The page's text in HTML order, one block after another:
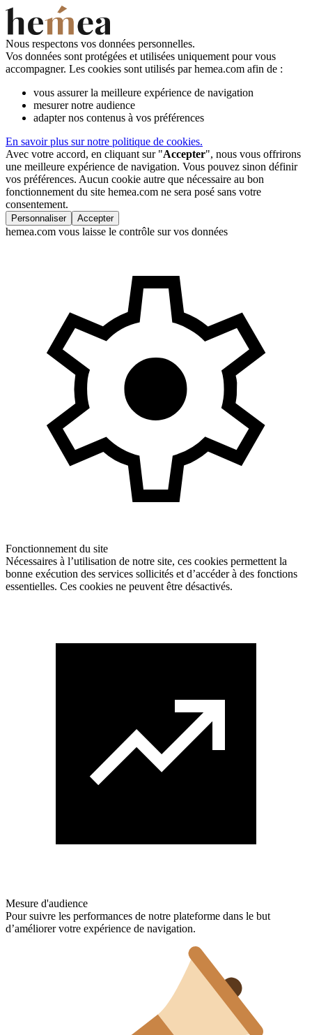
Nous respectons vos données personnelles.
Vos données sont protégées et utilisées uniquement pour vous
accompagner. Les cookies sont utilisés par hemea.com afin de :
vous assurer la meilleure expérience de navigation
mesurer notre audience
adapter nos contenus à vos préférences
En savoir plus sur notre politique de cookies.
Avec votre accord, en cliquant sur "Accepter", nous vous offrirons
une meilleure expérience de navigation. Vous pouvez sinon définir
vos préférences. Aucun cookie autre que nécessaire au bon
fonctionnement du site hemea.com ne sera posé sans votre
consentement.
Personnaliser Accepter
hemea.com vous laisse le contrôle sur vos données
Fonctionnement du site
Nécessaires à l’utilisation de notre site, ces cookies permettent la
bonne exécution des services sollicités et d’accéder à des fonctions
essentielles. Ces cookies ne peuvent être désactivés.
Mesure d'audience
Pour suivre les performances de notre plateforme dans le but
d’améliorer votre expérience de navigation.